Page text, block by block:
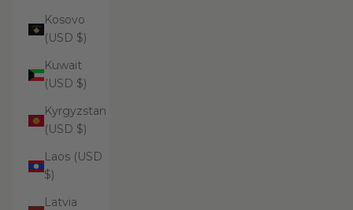
Kosovo
(USD $)
Kuwait
(USD $)
Kyrgyzstan
(USD $)
Laos (USD
$)
Latvia